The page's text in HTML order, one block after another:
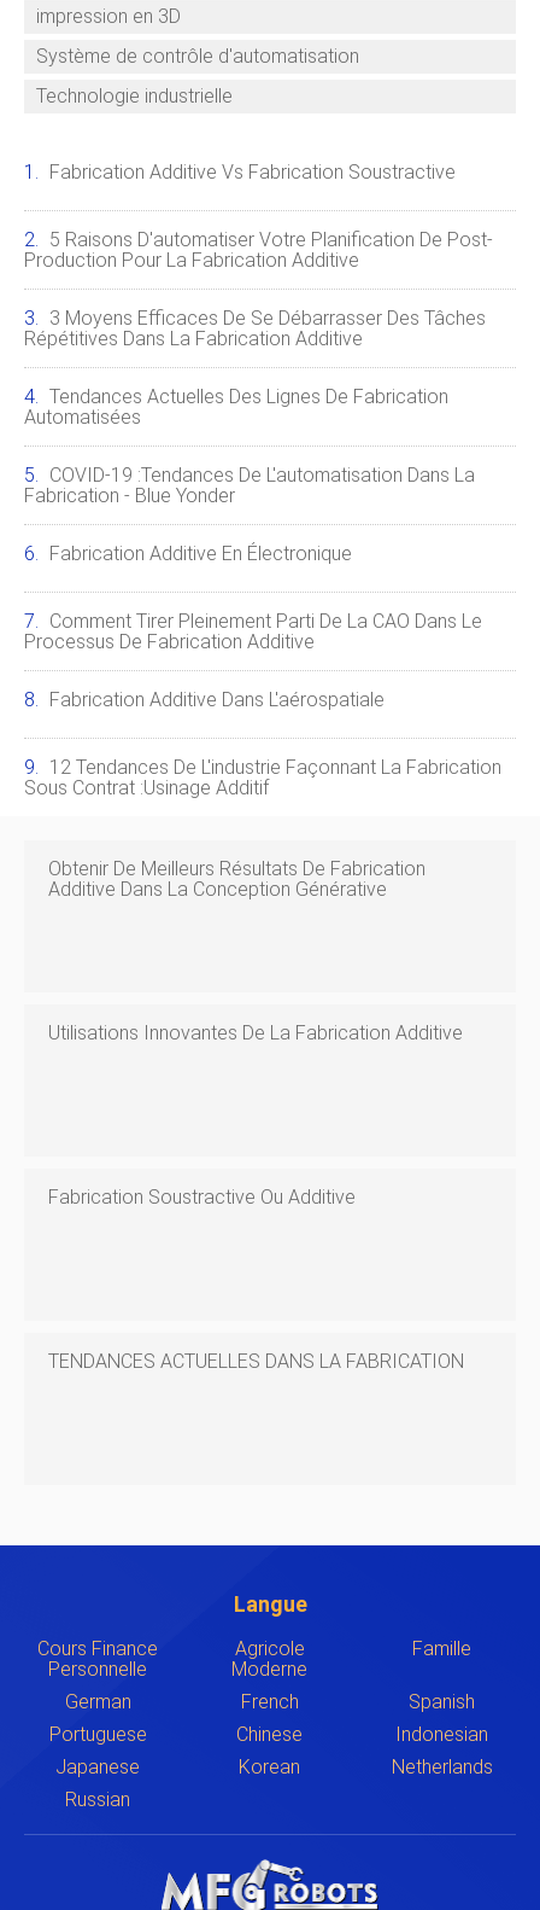
impression en 3D
Système de contrôle d'automatisation
Technologie industrielle
Fabrication Additive Vs Fabrication Soustractive
5 Raisons D'automatiser Votre Planification De Post-
Production Pour La Fabrication Additive
3 Moyens Efficaces De Se Débarrasser Des Tâches
Répétitives Dans La Fabrication Additive
Tendances Actuelles Des Lignes De Fabrication
Automatisées
COVID-19 :tendances De L'automatisation Dans La
Fabrication - Blue Yonder
Fabrication Additive En Électronique
Comment Tirer Pleinement Parti De La CAO Dans Le
Processus De Fabrication Additive
Fabrication Additive Dans L'aérospatiale
12 Tendances De L'industrie Façonnant La Fabrication
Sous Contrat :usinage Additif
Obtenir De Meilleurs Résultats De Fabrication
Additive Dans La Conception Générative
Utilisations Innovantes De La Fabrication Additive
Fabrication Soustractive Ou Additive
TENDANCES ACTUELLES DANS LA FABRICATION
Langue
Cours Finance
Personnelle
Agricole
Moderne
Famille
German French
Spanish
Portuguese
Chinese
Indonesian
Japanese
Korean
Netherlands
Russian